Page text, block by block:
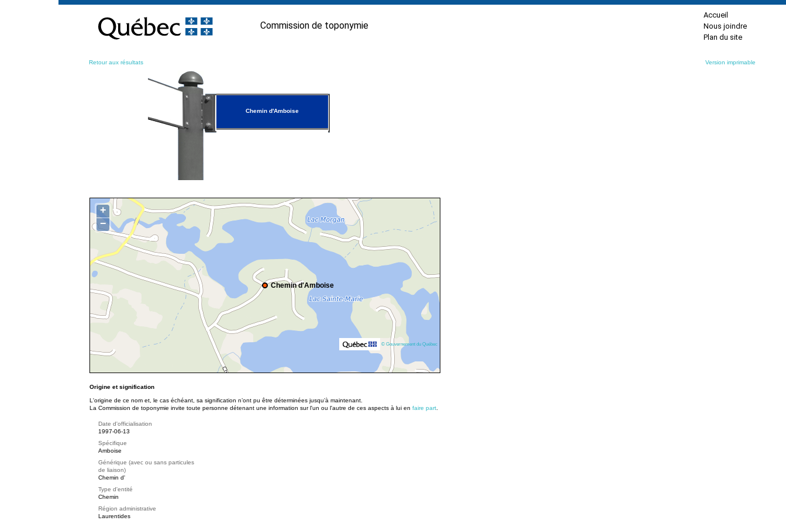
contenu
Commission de toponymie
Accueil
Nous joindre
Plan du site
Retour aux résultats Version imprimable
Chemin d'Amboise
Chemin d'Amboise
+
−
© Gouvernement du Québec
Origine et signification
L'origine de ce nom et, le cas échéant, sa signification n’ont pu être déterminées jusqu’à maintenant.
La Commission de toponymie invite toute personne détenant une information sur l'un ou l'autre de ces aspects à lui en faire part
Date d'officialisation
1997-06-13
Spécifique
Amboise
Générique (avec ou sans particules
de liaison)
Chemin d'
Type d'entité
Chemin
Région administrative
Laurentides